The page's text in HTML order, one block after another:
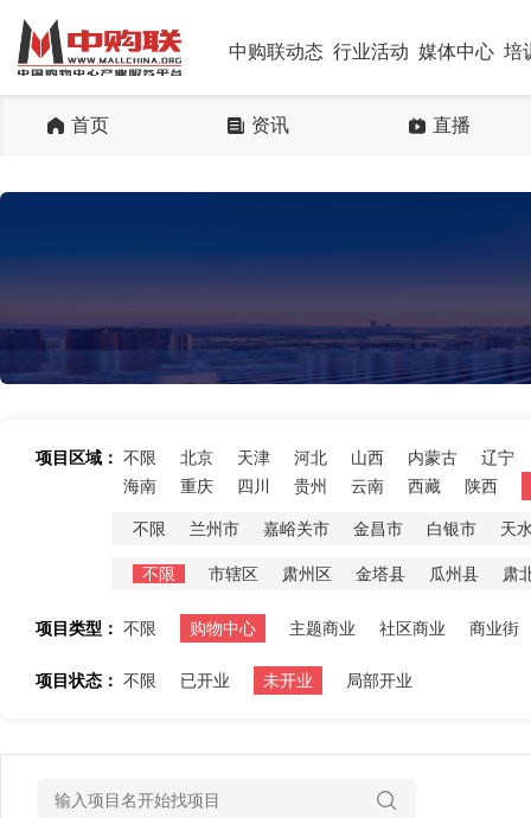
中购联动态 行业活动 媒体中心 培
首页 资讯 直播
项目区域： 不限 北京 天津 河北 山西 内蒙古
辽宁
海南
重庆 四川 贵州 云南 西藏 陕西
不限 兰州市 嘉峪关市 金昌市 白银市 天
不限 市辖区 肃州区 金塔县 瓜州县 肃
项目类型： 不限 购物中心 主题商业 社区商业 商业街
项目状态： 不限 已开业 未开业 局部开业